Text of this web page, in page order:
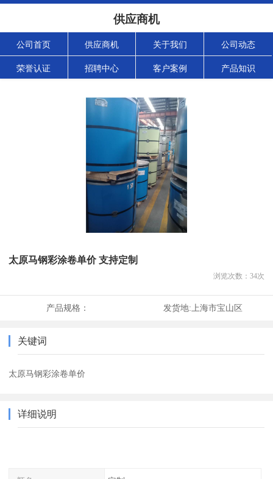
供应商机
公司首页 供应商机 关于我们 公司动态
荣誉认证 招聘中心 客户案例 产品知识
太原马钢彩涂卷单价 支持定制
浏览次数： 34次
产品规格： 发货地: 上海市宝山区
关键词
太原马钢彩涂卷单价
详细说明